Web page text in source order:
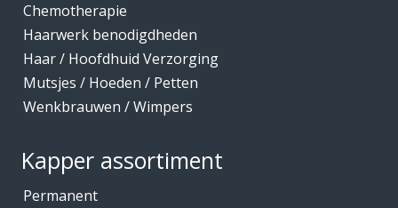
Chemotherapie
Haarwerk benodigdheden
Haar / Hoofdhuid Verzorging
Mutsjes / Hoeden / Petten
Wenkbrauwen / Wimpers
Kapper assortiment
Permanent